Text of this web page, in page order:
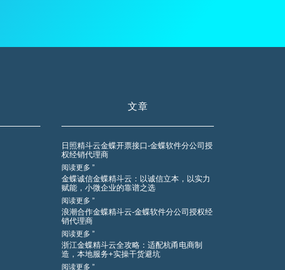
文章
日照精斗云金蝶开票接口-金蝶软件分公司授
权经销代理商
阅读更多 ”
金蝶诚信金蝶精斗云：以诚信立本，以实力
赋能，小微企业的靠谱之选
阅读更多 ”
浪潮合作金蝶精斗云-金蝶软件分公司授权经
销代理商
阅读更多 ”
浙江金蝶精斗云全攻略：适配杭甬电商制
造，本地服务+实操干货避坑
阅读更多 ”